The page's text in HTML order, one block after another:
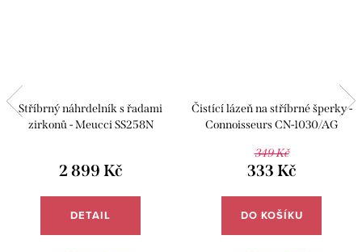
Stříbrný náhrdelník s řadami
zirkonů - Meucci SS258N
2 899 Kč
DETAIL
Čistící lázeň na stříbrné šperky -
Connoisseurs CN-1030/AG
349 Kč
333 Kč
DO KOŠÍKU